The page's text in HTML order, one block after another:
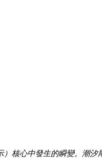
核心中發生的瞬變。潮